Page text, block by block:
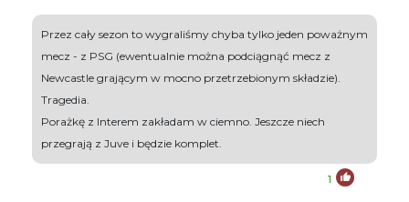
Przez cały sezon to wygraliśmy chyba tylko jeden poważnym
mecz - z PSG (ewentualnie można podciągnąć mecz z
Newcastle grającym w mocno przetrzebionym składzie).
Tragedia.
Porażkę z Interem zakładam w ciemno. Jeszcze niech
przegrają z Juve i będzie komplet.
1